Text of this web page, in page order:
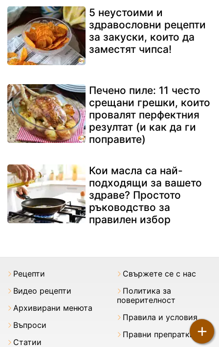
5 неустоими и
здравословни рецепти
за закуски, които да
заместят чипса!
Печено пиле: 11 често
срещани грешки, които
провалят перфектния
резултат (и как да ги
поправите)
Кои масла са най-
подходящи за вашето
здраве? Простото
ръководство за
правилен избор
+
Рецепти
Видео рецепти
Архивирани менюта
Въпроси
Статии
Свържете се с нас
Политика за
поверителност
Правила и условия
Правни препратки